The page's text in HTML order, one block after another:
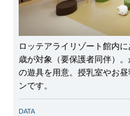
ロッテアライリゾート館内
歳が対象（要保護者同伴）
の遊具を用意。授乳室やお
ンです。
DATA